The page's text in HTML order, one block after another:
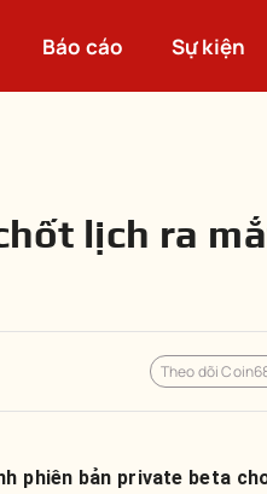
Báo cáo Sự kiện
lịch ra
Theo dõi
phiên bản private beta